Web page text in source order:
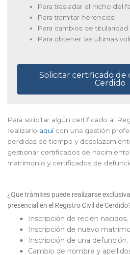
Para trasladar el nicho del
Para tramitar herencias
Para cambios de
Para obtener las ultimas
Solicitar certificado de
Cerdido
Para solicitar algún certificado al
realizarlo aquícon una gestión
perdidas de tiempo y
gestionar certificados de
matrimonio y certificados de
¿Que trámites puede realizarse
presencial en el Registro Civil de
Inscripción de recién nacidos.
Inscripción de nuevo
Inscripción de una defunción.
Cambio de nombre y